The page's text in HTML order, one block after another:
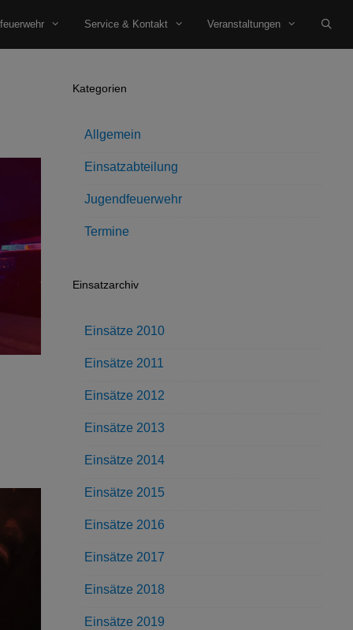
Service & Kontakt Veranstaltungen
Kategorien
Allgemein
Einsatzabteilung
Jugendfeuerwehr
Termine
Einsatzarchiv
Einsätze 2010
Einsätze 2011
Einsätze 2012
Einsätze 2013
Einsätze 2014
Einsätze 2015
Einsätze 2016
Einsätze 2017
Einsätze 2018
Einsätze 2019